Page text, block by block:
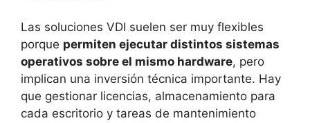
Las soluciones VDI suelen ser muy flexibles
porque permiten ejecutar distintos sistemas
operativos sobre el mismo hardware, pero
implican una inversión técnica importante. Hay
que gestionar licencias, almacenamiento para
cada escritorio y tareas de mantenimiento